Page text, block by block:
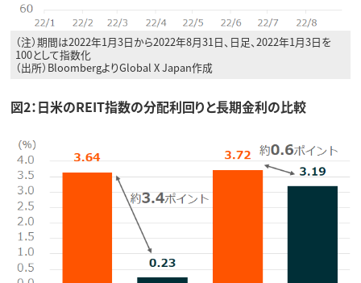
（注）期間は2022年1月3日から2022年8月31日、日足、2022年1月3日を
100として指数化
（出所）BloombergよりGlobal X Japan作成
図2：日米のREIT指数の分配利回りと長期金利の比較